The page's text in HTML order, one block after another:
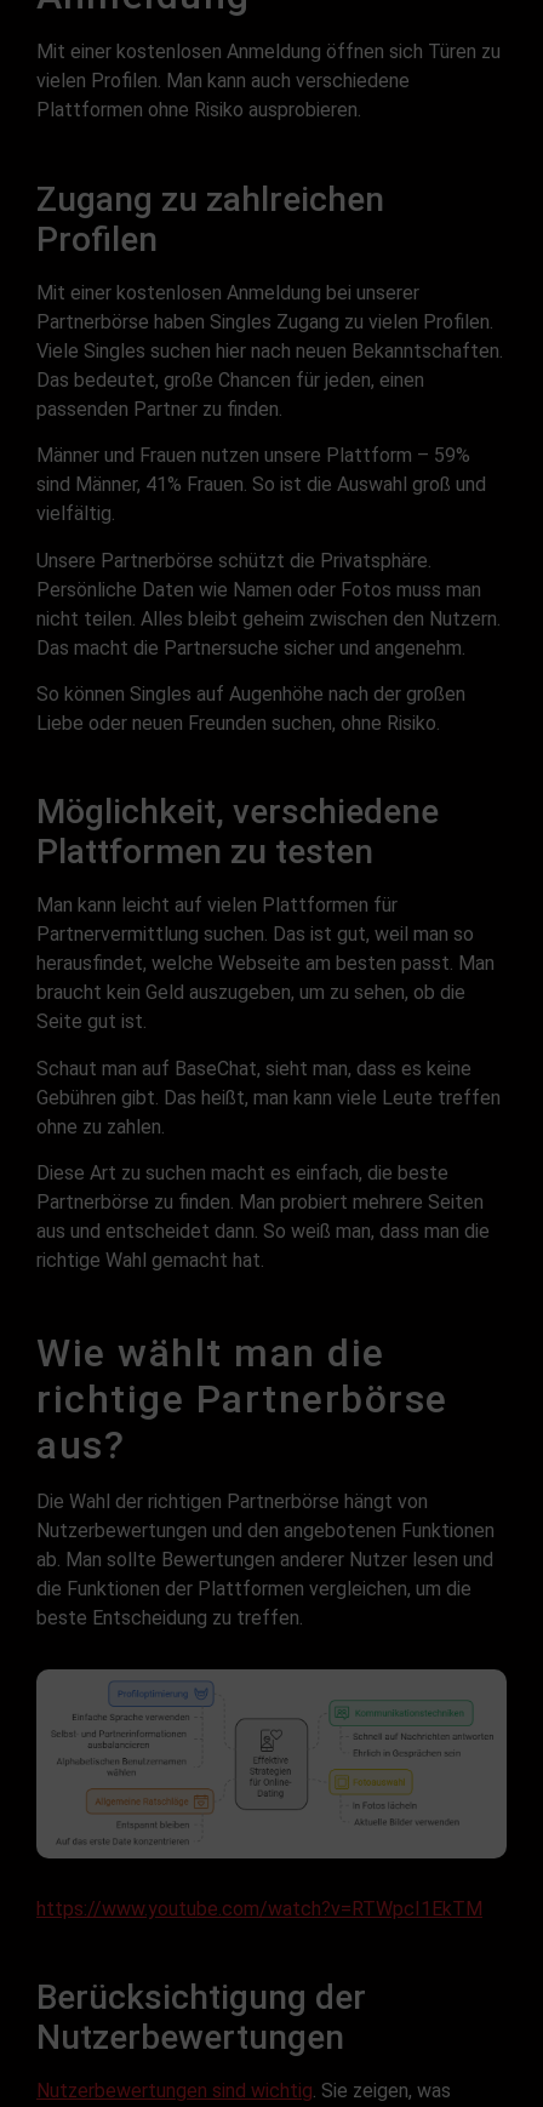
Mit einer kostenlosen Anmeldung öffnen sich Türen zu
vielen Profilen. Man kann auch verschiedene
Plattformen ohne Risiko ausprobieren.
Zugang zu zahlreichen
Profilen
Mit einer kostenlosen Anmeldung bei unserer
Partnerbörse haben Singles Zugang zu vielen Profilen.
Viele Singles suchen hier nach neuen Bekanntschaften.
Das bedeutet, große Chancen für jeden, einen
passenden Partner zu finden.
Männer und Frauen nutzen unsere Plattform – 59%
sind Männer, 41% Frauen. So ist die Auswahl groß und
vielfältig.
Unsere Partnerbörse schützt die Privatsphäre.
Persönliche Daten wie Namen oder Fotos muss man
nicht teilen. Alles bleibt geheim zwischen den Nutzern.
Das macht die Partnersuche sicher und angenehm.
So können Singles auf Augenhöhe nach der großen
Liebe oder neuen Freunden suchen, ohne Risiko.
Möglichkeit, verschiedene
Plattformen zu testen
Man kann leicht auf vielen Plattformen für
Partnervermittlung suchen. Das ist gut, weil man so
herausfindet, welche Webseite am besten passt. Man
braucht kein Geld auszugeben, um zu sehen, ob die
Seite gut ist.
Schaut man auf BaseChat, sieht man, dass es keine
Gebühren gibt. Das heißt, man kann viele Leute treffen
ohne zu zahlen.
Diese Art zu suchen macht es einfach, die beste
Partnerbörse zu finden. Man probiert mehrere Seiten
aus und entscheidet dann. So weiß man, dass man die
richtige Wahl gemacht hat.
Wie wählt man die
richtige Partnerbörse
aus?
Die Wahl der richtigen Partnerbörse hängt von
Nutzerbewertungen und den angebotenen Funktionen
ab. Man sollte Bewertungen anderer Nutzer lesen und
die Funktionen der Plattformen vergleichen, um die
beste Entscheidung zu treffen.
https://www.youtube.com/watch?v=RTWpcI1EkTM
Berücksichtigung der
Nutzerbewertungen
Nutzerbewertungen sind wichtig. Sie zeigen, was